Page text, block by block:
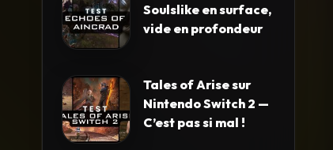
Soulslike en surface,
vide en profondeur
Tales of Arise sur
Nintendo Switch 2 —
C’est pas si mal !